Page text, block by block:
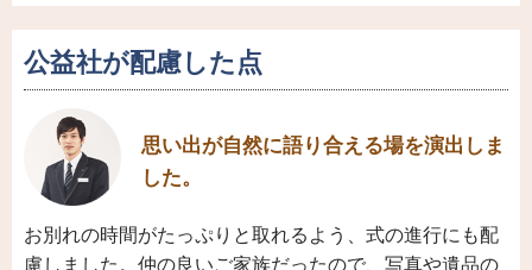
公益社が配慮した点
思い出が自然に語り合える場を演出しま
した。
お別れの時間がたっぷりと取れるよう、式の進行にも配
慮しました。仲の良いご家族だったので、写真や遺品の